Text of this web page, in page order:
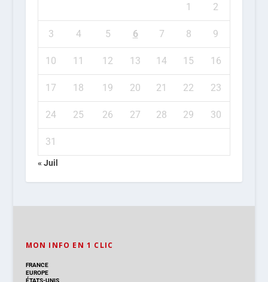
1 2
3 4 5 6 7 8 9
10 11 12 13 14 15 16
17 18 19 20 21 22 23
24 25 26 27 28 29 30
31
« Juil
MON INFO EN 1 CLIC
FRANCE
EUROPE
ÉTATS-UNIS